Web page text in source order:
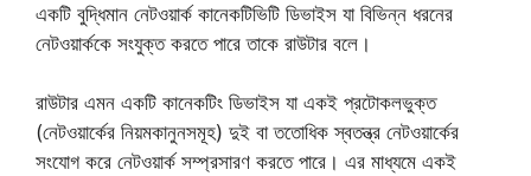
একটি বুদ্ধিমান নেটওয়ার্ক কানেকটিভিটি ডিভাইস যা বিভিন্ন ধরনের
নেটওয়ার্ককে সংযুক্ত করতে পারে তাকে রাউটার বলে।
রাউটার এমন একটি কানেকটিং ডিভাইস যা একই প্রটোকলভুক্ত
(নেটওয়ার্কের নিয়মকানুনসমূহ) দুই বা ততোধিক স্বতন্ত্র নেটওয়ার্কের
সংযোগ করে নেটওয়ার্ক সম্প্রসারণ করতে পারে। এর মাধ্যমে একই